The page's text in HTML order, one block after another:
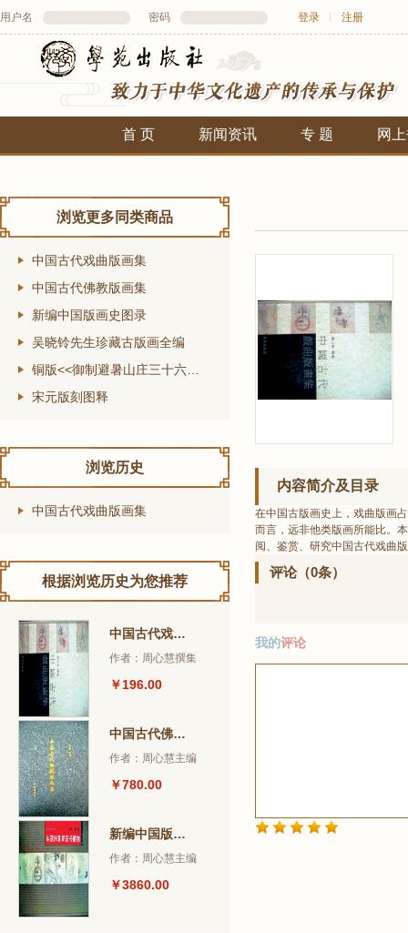
用户名 密码 登录 注册
首 页 新闻资讯 专 题 网
浏览更多同类商品
中国古代戏曲版画集
中国古代佛教版画集
新编中国版画史图录
吴晓铃先生珍藏古版画全编
宋元版刻图释
浏览历史
中国古代戏曲版画集
根据浏览历史为您推荐
中国古代戏曲版画集
作者：周心慧撰集
￥196.00
中国古代佛教版画集
作者：周心慧主编
￥780.00
新编中国版画史图录
作者：周心慧主编
￥3860.00
内容简介及目录
在中国古版画史上，戏曲版画
而言，远非他类版画所能比。
阅、鉴赏、研究中国古代戏曲
评论（0条）
我的评论